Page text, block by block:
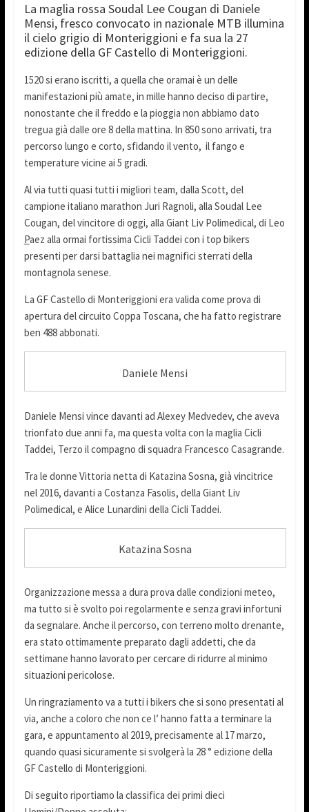
La maglia rossa Soudal Lee Cougan di Daniele
Mensi, fresco convocato in nazionale MTB illumina
il cielo grigio di Monteriggioni e fa sua la 27
edizione della GF Castello di Monteriggioni.
1520 si erano iscritti, a quella che oramai è un delle
manifestazioni più amate, in mille hanno deciso di partire,
nonostante che il freddo e la pioggia non abbiamo dato
tregua già dalle ore 8 della mattina. In 850 sono arrivati, tra
percorso lungo e corto, sfidando il vento, il fango e
temperature vicine ai 5 gradi.
Al via tutti quasi tutti i migliori team, dalla Scott, del
campione italiano marathon Juri Ragnoli, alla Soudal Lee
Cougan, del vincitore di oggi, alla Giant Liv Polimedical, di Leo
Paez alla ormai fortissima Cicli Taddei con i top bikers
presenti per darsi battaglia nei magnifici sterrati della
montagnola senese.
La GF Castello di Monteriggioni era valida come prova di
apertura del circuito Coppa Toscana, che ha fatto registrare
ben 488 abbonati.
Daniele Mensi
Daniele Mensi vince davanti ad Alexey Medvedev, che aveva
trionfato due anni fa, ma questa volta con la maglia Cicli
Taddei, Terzo il compagno di squadra Francesco Casagrande.
Tra le donne Vittoria netta di Katazina Sosna, già vincitrice
nel 2016, davanti a Costanza Fasolis, della Giant Liv
Polimedical, e Alice Lunardini della Cicli Taddei.
Katazina Sosna
Organizzazione messa a dura prova dalle condizioni meteo,
ma tutto si è svolto poi regolarmente e senza gravi infortuni
da segnalare. Anche il percorso, con terreno molto drenante,
era stato ottimamente preparato dagli addetti, che da
settimane hanno lavorato per cercare di ridurre al minimo
situazioni pericolose.
Un ringraziamento va a tutti i bikers che si sono presentati al
via, anche a coloro che non ce l’ hanno fatta a terminare la
gara, e appuntamento al 2019, precisamente al 17 marzo,
quando quasi sicuramente si svolgerà la 28 ° edizione della
GF Castello di Monteriggioni.
Di seguito riportiamo la classifica dei primi dieci